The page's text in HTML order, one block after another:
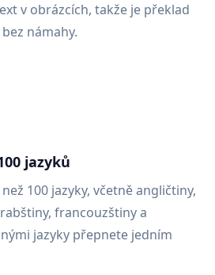
v obrázcích, takže je překlad
námahy.
jazyků
100 jazyky, včetně angličtiny,
francouzštiny a
jazyky přepnete jedním